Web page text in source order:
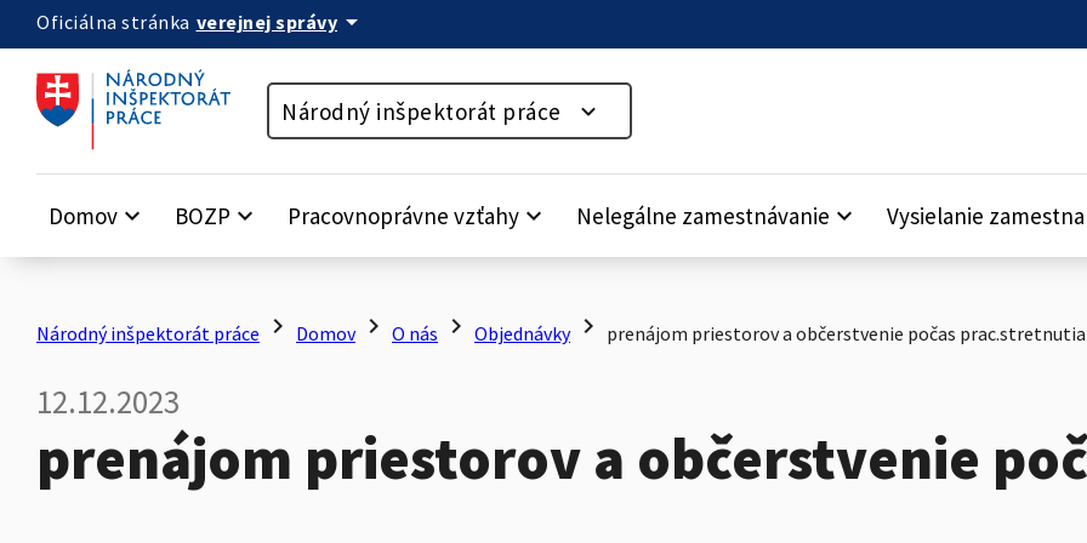
Preskočiť na obsah
Oficiálna stránka verejnej správy arrow_drop_down
Národný inšpektorát práce
Domov keyboard_arrow_down BOZP keyboard_arrow_down Pracovnoprávne vzťahy keyboard_arrow_down Nelegálne zamestnávanie keyboard_arrow_down Vysielanie
Národný inšpektorát práce chevron_right Domov chevron_right O nás chevron_right Objednávky chevron_right prenájom priestorov a občerstvenie počas prac.stretnutia
12.12.2023
prenájom priestorov a občerstvenie